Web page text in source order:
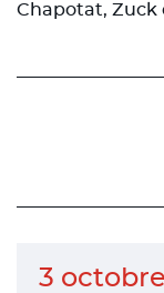
Chapotat, Zuck
3